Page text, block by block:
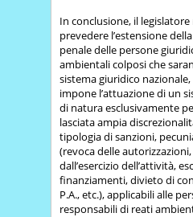
In conclusione, il
prevedere l’estensione
penale delle persone
ambientali colposi che
sistema giuridico
impone l’attuazione di un
di natura esclusivamente
lasciata ampia
tipologia di sanzioni,
(revoca delle
dall’esercizio dell’attività,
finanziamenti, divieto di
P.A., etc.), applicabili alle
responsabili di reati